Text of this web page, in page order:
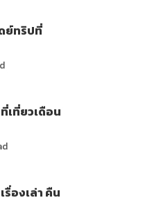
ย์ทริปที่
เที่ยวเดือน
รื่องเล่า คืน